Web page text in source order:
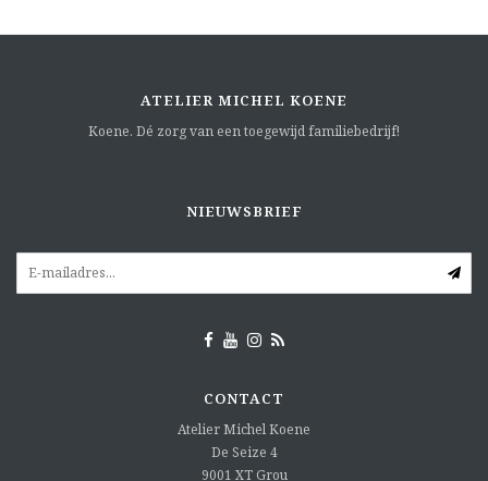
ATELIER MICHEL KOENE
Koene. Dé zorg van een toegewijd familiebedrijf!
NIEUWSBRIEF
CONTACT
Atelier Michel Koene
De Seize 4
9001 XT Grou